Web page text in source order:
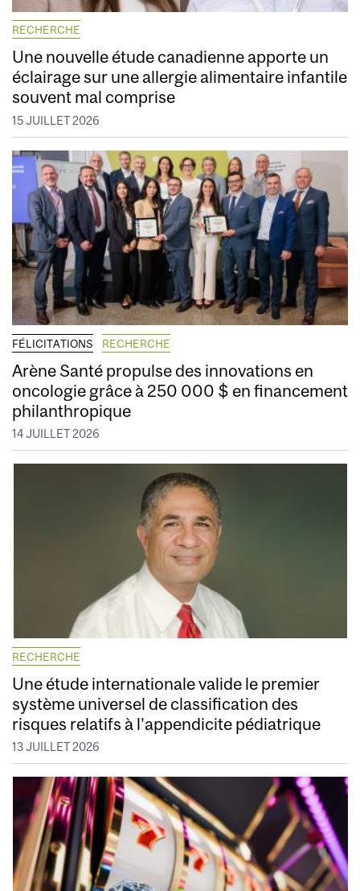
RECHERCHE
Une nouvelle étude canadienne apporte un
éclairage sur une allergie alimentaire infantile
souvent mal comprise
15 JUILLET 2026
FÉLICITATIONS RECHERCHE
Arène Santé propulse des innovations en
oncologie grâce à 250 000 $ en financement
philanthropique
14 JUILLET 2026
RECHERCHE
Une étude internationale valide le premier
système universel de classification des
risques relatifs à l’appendicite pédiatrique
13 JUILLET 2026